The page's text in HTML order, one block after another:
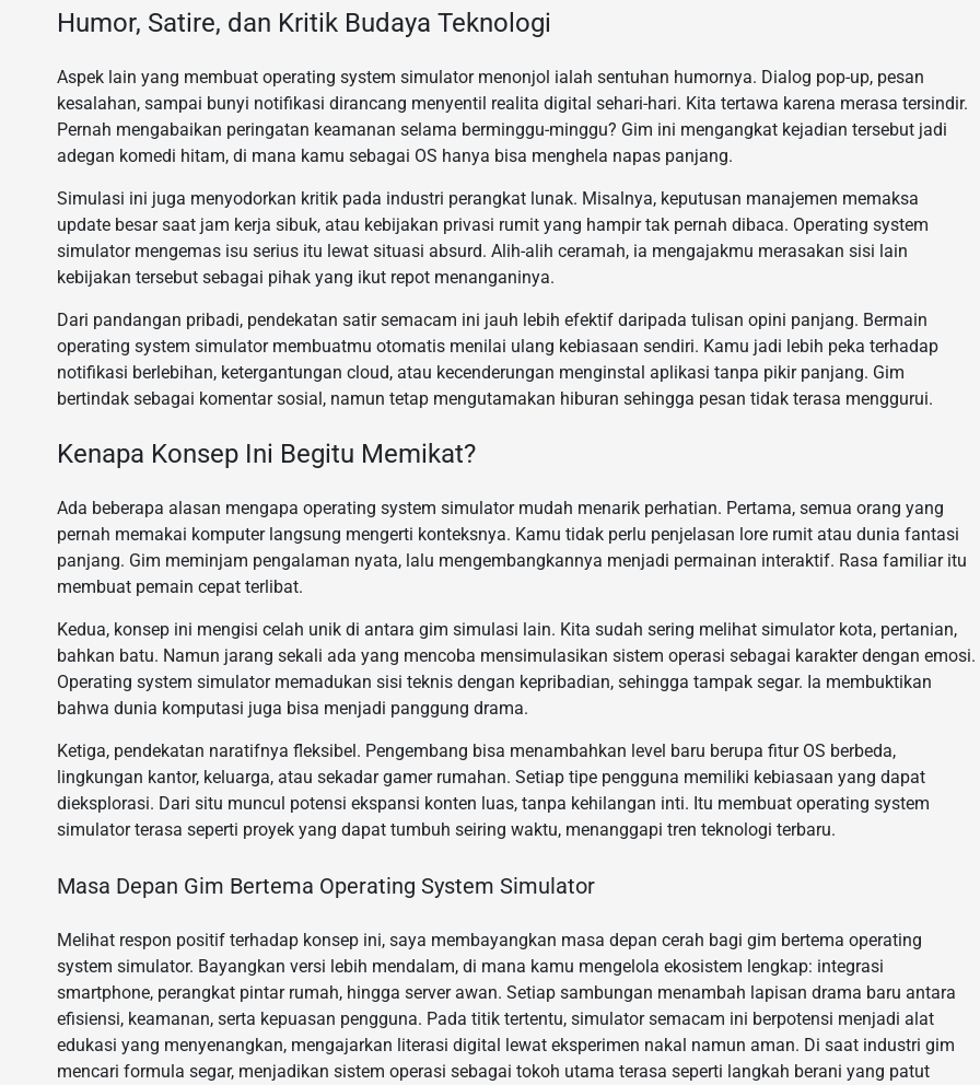
Humor, Satire, dan Kritik Budaya Teknologi
Aspek lain yang membuat operating system simulator menonjol ialah sentuhan humornya. Dialog pop-up, pesan
kesalahan, sampai bunyi notifikasi dirancang menyentil realita digital sehari-hari. Kita tertawa karena merasa tersindir.
Pernah mengabaikan peringatan keamanan selama berminggu-minggu? Gim ini mengangkat kejadian tersebut jadi
adegan komedi hitam, di mana kamu sebagai OS hanya bisa menghela napas panjang.
Simulasi ini juga menyodorkan kritik pada industri perangkat lunak. Misalnya, keputusan manajemen memaksa
update besar saat jam kerja sibuk, atau kebijakan privasi rumit yang hampir tak pernah dibaca. Operating system
simulator mengemas isu serius itu lewat situasi absurd. Alih-alih ceramah, ia mengajakmu merasakan sisi lain
kebijakan tersebut sebagai pihak yang ikut repot menanganinya.
Dari pandangan pribadi, pendekatan satir semacam ini jauh lebih efektif daripada tulisan opini panjang. Bermain
operating system simulator membuatmu otomatis menilai ulang kebiasaan sendiri. Kamu jadi lebih peka terhadap
notifikasi berlebihan, ketergantungan cloud, atau kecenderungan menginstal aplikasi tanpa pikir panjang. Gim
bertindak sebagai komentar sosial, namun tetap mengutamakan hiburan sehingga pesan tidak terasa menggurui.
Kenapa Konsep Ini Begitu Memikat?
Ada beberapa alasan mengapa operating system simulator mudah menarik perhatian. Pertama, semua orang yang
pernah memakai komputer langsung mengerti konteksnya. Kamu tidak perlu penjelasan lore rumit atau dunia fantasi
panjang. Gim meminjam pengalaman nyata, lalu mengembangkannya menjadi permainan interaktif. Rasa familiar itu
membuat pemain cepat terlibat.
Kedua, konsep ini mengisi celah unik di antara gim simulasi lain. Kita sudah sering melihat simulator kota, pertanian,
bahkan batu. Namun jarang sekali ada yang mencoba mensimulasikan sistem operasi sebagai karakter dengan emosi.
Operating system simulator memadukan sisi teknis dengan kepribadian, sehingga tampak segar. Ia membuktikan
bahwa dunia komputasi juga bisa menjadi panggung drama.
Ketiga, pendekatan naratifnya fleksibel. Pengembang bisa menambahkan level baru berupa fitur OS berbeda,
lingkungan kantor, keluarga, atau sekadar gamer rumahan. Setiap tipe pengguna memiliki kebiasaan yang dapat
dieksplorasi. Dari situ muncul potensi ekspansi konten luas, tanpa kehilangan inti. Itu membuat operating system
simulator terasa seperti proyek yang dapat tumbuh seiring waktu, menanggapi tren teknologi terbaru.
Masa Depan Gim Bertema Operating System Simulator
Melihat respon positif terhadap konsep ini, saya membayangkan masa depan cerah bagi gim bertema operating
system simulator. Bayangkan versi lebih mendalam, di mana kamu mengelola ekosistem lengkap: integrasi
smartphone, perangkat pintar rumah, hingga server awan. Setiap sambungan menambah lapisan drama baru antara
efisiensi, keamanan, serta kepuasan pengguna. Pada titik tertentu, simulator semacam ini berpotensi menjadi alat
edukasi yang menyenangkan, mengajarkan literasi digital lewat eksperimen nakal namun aman. Di saat industri gim
mencari formula segar, menjadikan sistem operasi sebagai tokoh utama terasa seperti langkah berani yang patut